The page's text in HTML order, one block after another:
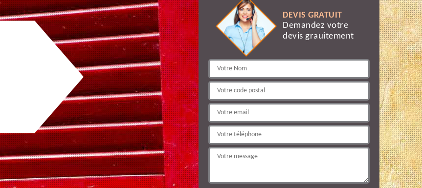
DEVIS GRATUIT
Demandez votre
devis grauitement